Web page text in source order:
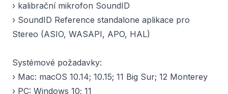
› kalibrační mikrofon SoundID
› SoundID Reference standalone aplikace pro
Stereo (ASIO, WASAPI, APO, HAL)
Systémové požadavky:
› Mac: macOS 10.14; 10.15; 11 Big Sur; 12 Monterey
› PC: Windows 10; 11